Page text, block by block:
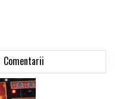
Comentarii